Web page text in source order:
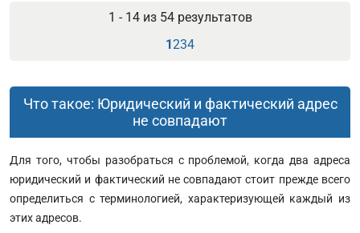
1 - 14 из 54результатов
1234
Что такое: Юридический и фактический адрес
не совпадают
Для того, чтобы разобраться с проблемой, когда два адреса
юридический и фактический не совпадают стоит прежде всего
определиться с терминологией, характеризующей каждый из
этих адресов.